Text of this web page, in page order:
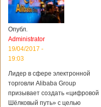
Опубл.
Administrator
19/04/2017 -
19:03
Лидер в сфере электронной
торговли Alibaba Group
призывает создать «цифровой
Шёлковый путь» с целью